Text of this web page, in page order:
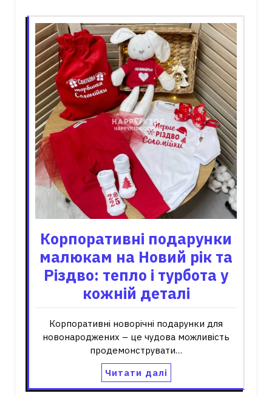
Корпоративні подарунки
малюкам на Новий рік та
Різдво: тепло і турбота у
кожній деталі
Корпоративні новорічні подарунки для
новонароджених – це чудова можливість
продемонструвати…
Читати далі